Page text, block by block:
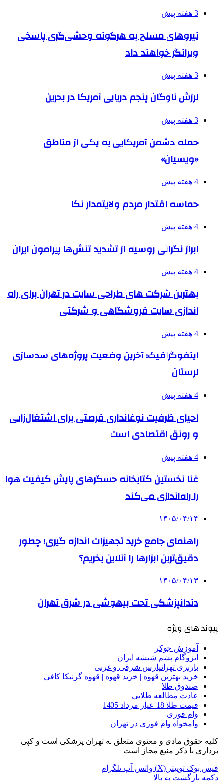
3 هفته پیش
نیروهای مسلح به هرگونه وحشی‌گری پاسخی
ویرانگر خواهند داد
3 هفته پیش
لرزش ناوگان پنجم دریایی آمریکا در بحرین
3 هفته پیش
حمله دشمن آمریکایی به یکی از مناطق
«ویسیان»
4 هفته پیش
حماسه اقتدار مردم ولایتمدار نکا
4 هفته پیش
ابراز نگرانی روسیه از تشدید تنش‌ها پیرامون ایران
4 هفته پیش
بهترین شرکت های طراحی سایت در تهران برای راه
اندازی سایت فروشگاهی و شرکتی
4 هفته پیش
اینفوگرافیک؛ آخرین وضعیت پروژه‌های سدسازی
لرستان
4 هفته پیش
احیای ظرفیت نوغانداری فرصتی برای اشتغال‌زایی
و رونق اقتصادی است
4 هفته پیش
غنا نخستین کتابخانه حسگرهای پایش کیفیت هوا
را راه‌اندازی می‌کند
۱۴۰۵/۰۴/۱۴
راهنمای جامع خرید تجهیزات اندازه گیری؛ چطور
دقیق‌ترین ابزارها را آنلاین بخریم؟
۱۴۰۵/۰۴/۱۳
دندانپزشکی تحت بیهوشی در شرق تهران
پیوند های ویژه
آموزش جوکر
ایزوگام پشم شیشه ایران
باربری تهرانپارس شرقی و غربی
خرید بهترین قهوه | خرید قهوه | قهوه گرنیکا کافی
صندوق طلا
عادت مطالعه طلایی
قیمت طلا 18 عیار مرداد 1405
وام فوری
وامخواه وام فوری در تهران
کلیه حقوق مادی و معنوی متعلق به تهران پزشکی است و کپی
برداری با ذکر منبع مجاز است
فیس بوک توییتر (X) واتس آپ تلگرام
دکمه بازگشت به بالا